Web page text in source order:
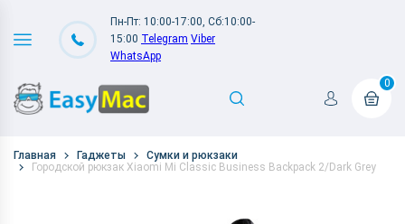
Пн-Пт: 10:00-17:00, Сб:10:00-
15:00 Telegram Viber
WhatsApp
0
Главная Гаджеты
Сумки и рюкзаки
Городской рюкзак Xiaomi Mi Classic Business Backpack 2/Dark Grey